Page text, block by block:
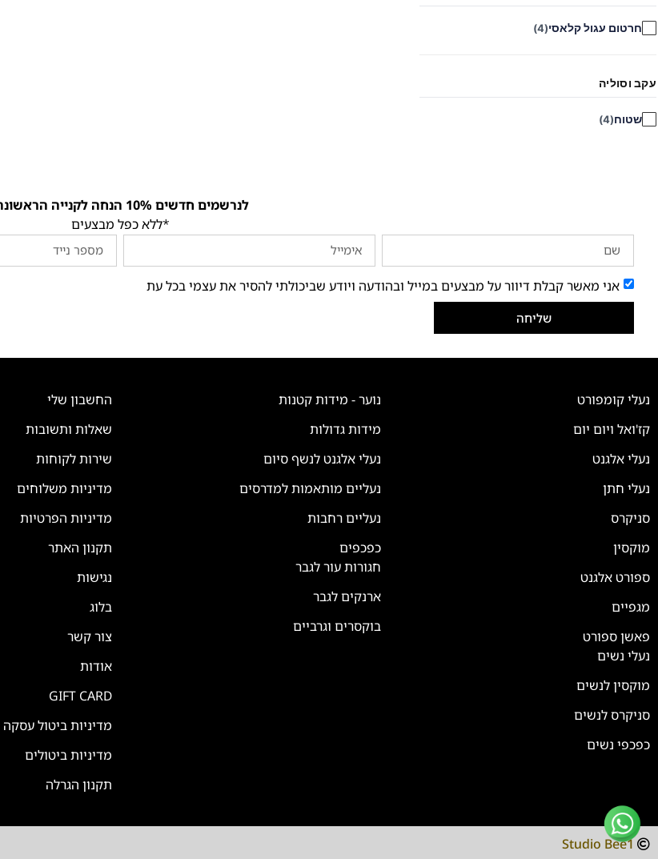
חרטום עגול קלאסי(4)
עקב וסוליה
שטוח(4)
לנרשמים חדשים 10% הנחה לקנייה הראשונה!
*ללא כפל מבצעים
אני מאשר קבלת דיוור על מבצעים במייל ובהודעה ויודע שביכולתי להסיר את עצמי בכל עת
שליחה
נעלי קומפורט
קז'ואל ויום יום
נעלי אלגנט
נעלי חתן
סניקרס
מוקסין
ספורט אלגנט
מגפיים
פאשן ספורט
נעלי נשים
מוקסין לנשים
סניקרס לנשים
כפכפי נשים
נוער - מידות קטנות
מידות גדולות
נעלי אלגנט לנשף סיום
נעליים מותאמות למדרסים
נעליים רחבות
כפכפים
חגורות עור לגבר
ארנקים לגבר
בוקסרים וגרביים
החשבון שלי
שאלות ותשובות
שירות לקוחות
מדיניות משלוחים
מדיניות הפרטיות
תקנון האתר
נגישות
בלוג
צור קשר
אודות
GIFT CARD
מדיניות ביטול עסקה
מדיניות ביטולים
תקנון הגרלה
Studio Bee1
💬